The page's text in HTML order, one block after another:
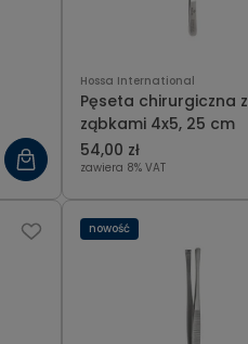
Hossa International
Pęseta chirurgiczna z
ząbkami 4x5, 25 cm
54,00 zł
zawiera 8% VAT
nowość